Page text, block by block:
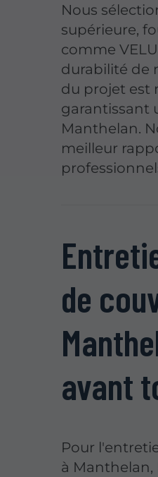
Nous
supérieure,
comme
durabilité de
du projet est
garantissant
Manthelan.
meilleur
de
avant
Pour
à